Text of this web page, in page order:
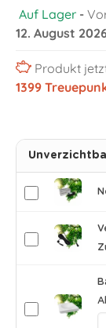
Auf Lager -
12. August
Produkt
1399